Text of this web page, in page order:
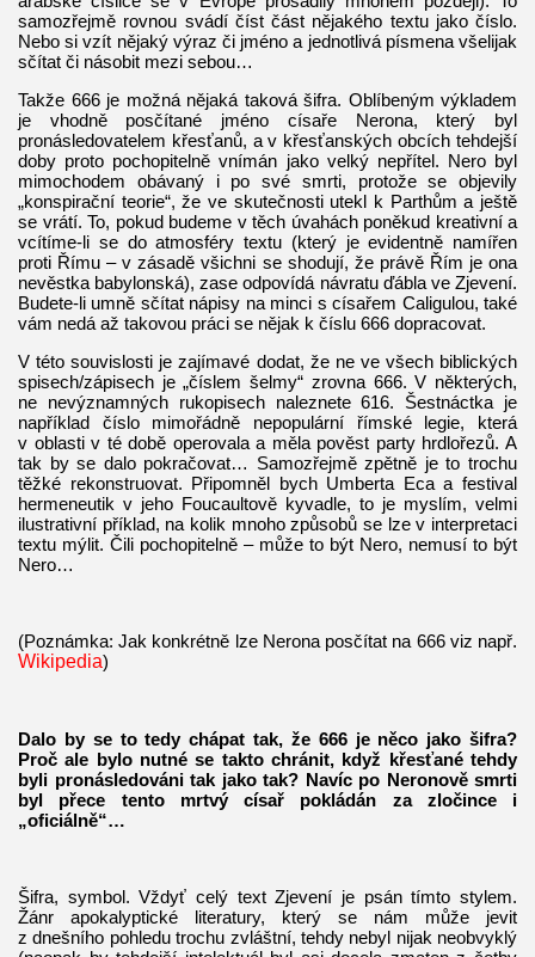
samozřejmě rovnou svádí číst část nějakého textu jako číslo.
Nebo si vzít nějaký výraz či jméno a jednotlivá písmena všelijak
sčítat či násobit mezi sebou…
Takže 666 je možná nějaká taková šifra. Oblíbeným výkladem
je vhodně posčítané jméno císaře Nerona, který byl
pronásledovatelem křesťanů, a v křesťanských obcích tehdejší
doby proto pochopitelně vnímán jako velký nepřítel. Nero byl
mimochodem obávaný i po své smrti, protože se objevily
„konspirační teorie“, že ve skutečnosti utekl k Parthům a ještě
se vrátí. To, pokud budeme v těch úvahách poněkud kreativní a
vcítíme-li se do atmosféry textu (který je evidentně namířen
proti Římu – v zásadě všichni se shodují, že právě Řím je ona
nevěstka babylonská), zase odpovídá návratu ďábla ve Zjevení.
Budete-li umně sčítat nápisy na minci s císařem Caligulou, také
vám nedá až takovou práci se nějak k číslu 666 dopracovat.
V této souvislosti je zajímavé dodat, že ne ve všech biblických
spisech/zápisech je „číslem šelmy“ zrovna 666. V některých,
ne nevýznamných rukopisech naleznete 616. Šestnáctka je
například číslo mimořádně nepopulární římské legie, která
v oblasti v té době operovala a měla pověst party hrdlořezů. A
tak by se dalo pokračovat… Samozřejmě zpětně je to trochu
těžké rekonstruovat. Připomněl bych Umberta Eca a festival
hermeneutik v jeho Foucaultově kyvadle, to je myslím, velmi
ilustrativní příklad, na kolik mnoho způsobů se lze v interpretaci
textu mýlit. Čili pochopitelně – může to být Nero, nemusí to být
Nero…
(Poznámka: Jak konkrétně lze Nerona posčítat na 666 viz např.
Wikipedia)
Dalo by se to tedy chápat tak, že 666 je něco jako šifra?
Proč ale bylo nutné se takto chránit, když křesťané tehdy
byli pronásledováni tak jako tak? Navíc po Neronově smrti
byl přece tento mrtvý císař pokládán za zločince i
„oficiálně“…
Šifra, symbol. Vždyť celý text Zjevení je psán tímto stylem.
Žánr apokalyptické literatury, který se nám může jevit
z dnešního pohledu trochu zvláštní, tehdy nebyl nijak neobvyklý